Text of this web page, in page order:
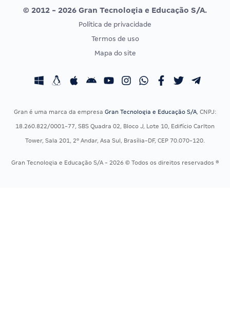
Vunesp
CONCURSOS POR PROFISSÃO
Concursos Fiscais
Concursos Saúde
Residência Multiprofissional
EXAME DE ORDEM
Calendário OAB
© 2012 - 2026 Gran Tecnologia e Educação S/A.
Política de privacidade
Termos de uso
Mapa do site
Gran é uma marca da empresa Gran Tecnologia e Educação S/A, CNPJ:
18.260.822/0001-77, SBS Quadra 02, Bloco J, Lote 10, Edifício Carlton
Tower, Sala 201, 2º Andar, Asa Sul, Brasília-DF, CEP 70.070-120.
Gran Tecnologia e Educação S/A - 2026 © Todos os direitos reservados ®